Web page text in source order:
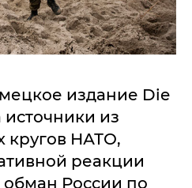
издание Die
источники из
кругов НАТО,
реакции
обман России по